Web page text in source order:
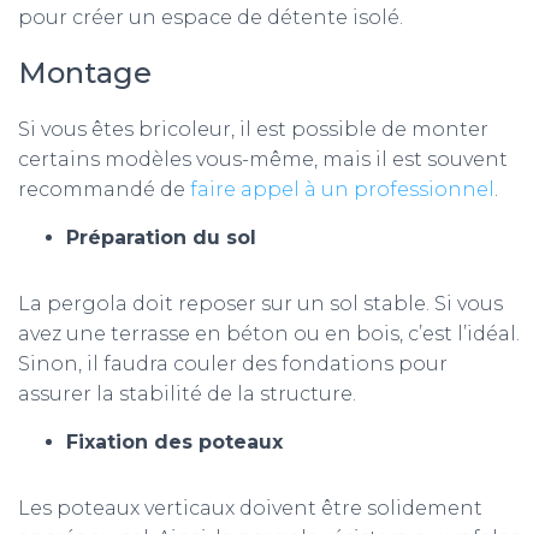
pour créer un espace de détente isolé.
Montage
Si vous êtes bricoleur, il est possible de monter
certains modèles vous-même, mais il est souvent
recommandé de faire appel à un professionnel .
Préparation du sol
La pergola doit reposer sur un sol stable. Si vous
avez une terrasse en béton ou en bois, c’est l’idéal.
Sinon, il faudra couler des fondations pour
assurer la stabilité de la structure.
Fixation des poteaux
Les poteaux verticaux doivent être solidement